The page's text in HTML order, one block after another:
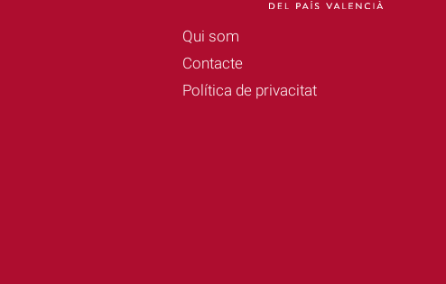
Qui som
Contacte
Política de privacitat